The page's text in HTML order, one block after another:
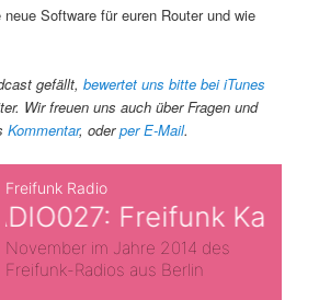
Software für euren Router und wie
gefällt,bewertet uns bitte bei iTunes
Wir freuen uns auch über Fragen und
Kommentar, oderper E-Mail.